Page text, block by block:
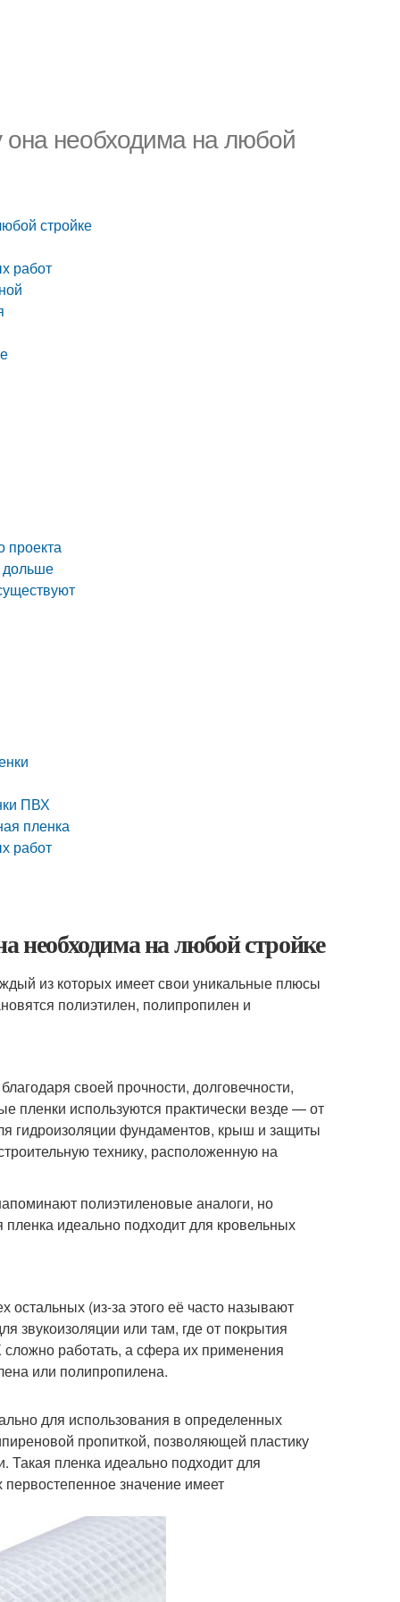
она необходима на любой
стройке
работ
проекта
дольше
ПВХ
пленка
работ
необходима на любой стройке
из которых имеет свои уникальные плюсы
полиэтилен, полипропилен и
своей прочности, долговечности,
пленки используются практически везде — от
гидроизоляции фундаментов, крыш и защиты
технику, расположенную на
полиэтиленовые аналоги, но
идеально подходит для кровельных
(из-за этого её часто называют
звукоизоляции или там, где от покрытия
работать, а сфера их применения
или полипропилена.
для использования в определенных
пропиткой, позволяющей пластику
Такая пленка идеально подходит для
значение имеет